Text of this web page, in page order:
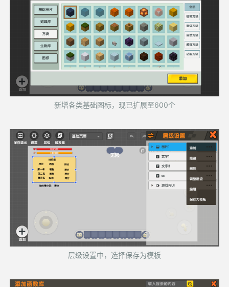
新增各类基础图标，现已扩展至600个
层级设置中，选择保存为模板